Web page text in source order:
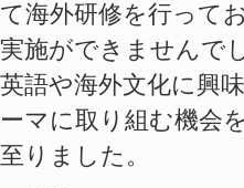
て海外研修を行って
実施ができませんで
英語や海外文化に興
ーマに取り組む機会
至りました。